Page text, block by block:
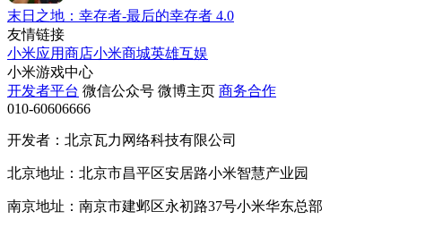
末日之地：幸存者-最后的幸存者 4.0
友情链接
小米应用商店小米商城英雄互娱
小米游戏中心
开发者平台 微信公众号 微博主页 商务合作
010-60606666
开发者：北京瓦力网络科技有限公司
北京地址：北京市昌平区安居路小米智慧产业园
南京地址：南京市建邺区永初路37号小米华东总部